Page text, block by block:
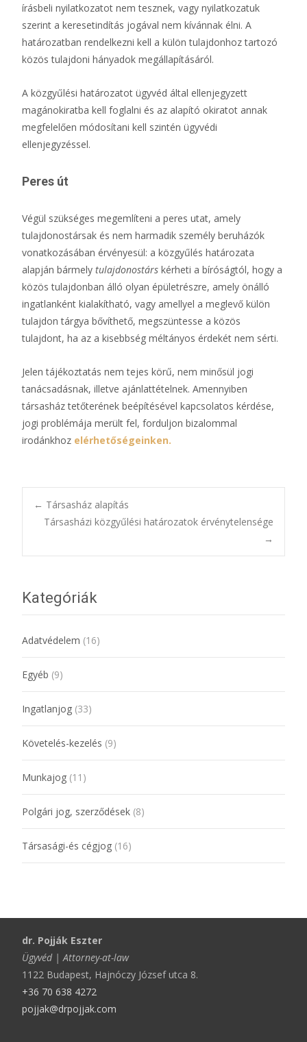
írásbeli nyilatkozatot nem tesznek, vagy nyilatkozatuk
szerint a keresetindítás jogával nem kívánnak élni. A
határozatban rendelkezni kell a külön tulajdonhoz tartozó
közös tulajdoni hányadok megállapításáról.
A közgyűlési határozatot ügyvéd által ellenjegyzett
magánokiratba kell foglalni és az alapító okiratot annak
megfelelően módosítani kell szintén ügyvédi
ellenjegyzéssel.
Peres út
Végül szükséges megemlíteni a peres utat, amely
tulajdonostársak és nem harmadik személy beruházók
vonatkozásában érvényesül: a közgyűlés határozata
alapján bármely tulajdonostárs kérheti a bíróságtól, hogy a
közös tulajdonban álló olyan épületrészre, amely önálló
ingatlanként kialakítható, vagy amellyel a meglevő külön
tulajdon tárgya bővíthető, megszüntesse a közös
tulajdont, ha az a kisebbség méltányos érdekét nem sérti.
Jelen tájékoztatás nem tejes körű, nem minősül jogi
tanácsadásnak, illetve ajánlattételnek. Amennyiben
társasház tetőterének beépítésével kapcsolatos kérdése,
jogi problémája merült fel, forduljon bizalommal
irodánkhoz elérhetőségeinken.
← Társasház alapítás
Társasházi közgyűlési határozatok érvénytelensége
→
Kategóriák
Adatvédelem (16)
Egyéb (9)
Ingatlanjog (33)
Követelés-kezelés (9)
Munkajog (11)
Polgári jog, szerződések (8)
Társasági-és cégjog (16)
dr. Pojják Eszter
Ügyvéd | Attorney-at-law
1122 Budapest, Hajnóczy József utca 8.
+36 70 638 4272
pojjak@drpojjak.com